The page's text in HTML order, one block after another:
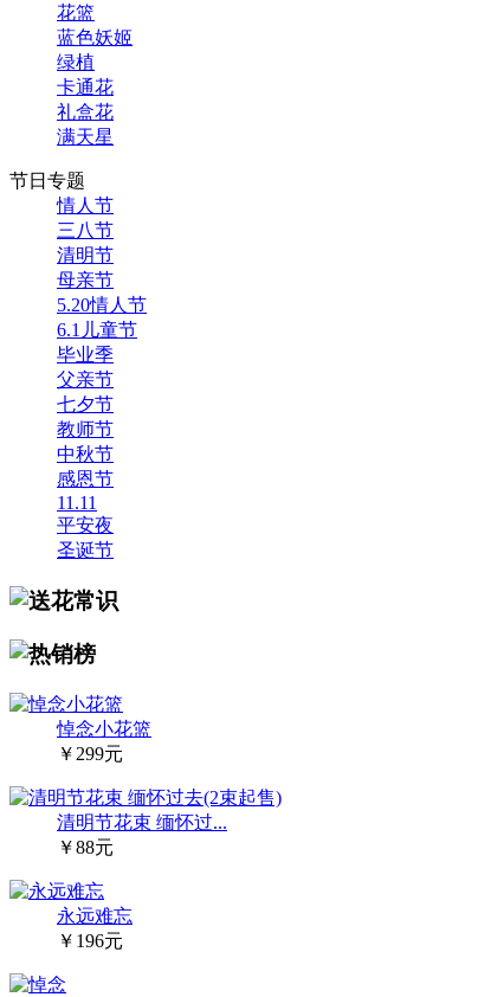
花篮
蓝色妖姬
绿植
卡通花
礼盒花
满天星
节日专题
情人节
三八节
清明节
母亲节
5.20情人节
6.1儿童节
毕业季
父亲节
七夕节
教师节
中秋节
感恩节
11.11
平安夜
圣诞节
悼念小花篮
￥299元
清明节花束 缅怀过...
￥88元
永远难忘
￥196元